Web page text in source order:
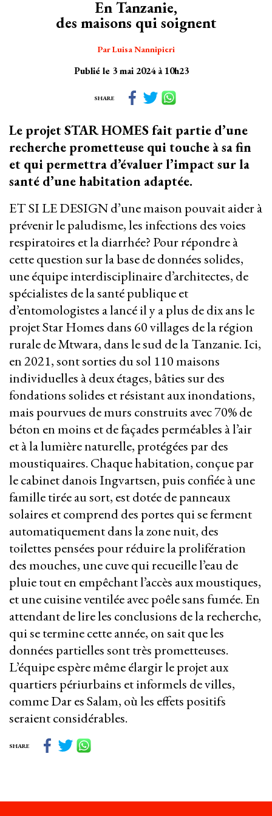
En Tanzanie,
des maisons qui soignent
Par Luisa Nannipieri
Publié le 3 mai 2024 à 10h23
SHARE
Le projet STAR HOMES fait partie d’une
recherche prometteuse qui touche à sa fin
et qui permettra d’évaluer l’impact sur la
santé d’une habitation adaptée.
ET SI LE DESIGN d’une maison pouvait aider à
prévenir le paludisme, les infections des voies
respiratoires et la diarrhée? Pour répondre à
cette question sur la base de données solides,
une équipe interdisciplinaire d’architectes, de
spécialistes de la santé publique et
d’entomologistes a lancé il y a plus de dix ans le
projet Star Homes dans 60 villages de la région
rurale de Mtwara, dans le sud de la Tanzanie. Ici,
en 2021, sont sorties du sol 110 maisons
individuelles à deux étages, bâties sur des
fondations solides et résistant aux inondations,
mais pourvues de murs construits avec 70% de
béton en moins et de façades perméables à l’air
et à la lumière naturelle, protégées par des
moustiquaires. Chaque habitation, conçue par
le cabinet danois Ingvartsen, puis confiée à une
famille tirée au sort, est dotée de panneaux
solaires et comprend des portes qui se ferment
automatiquement dans la zone nuit, des
toilettes pensées pour réduire la prolifération
des mouches, une cuve qui recueille l’eau de
pluie tout en empêchant l’accès aux moustiques,
et une cuisine ventilée avec poêle sans fumée. En
attendant de lire les conclusions de la recherche,
qui se termine cette année, on sait que les
données partielles sont très prometteuses.
L’équipe espère même élargir le projet aux
quartiers périurbains et informels de villes,
comme Dar es Salam, où les effets positifs
seraient considérables.
SHARE